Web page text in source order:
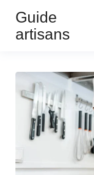
Guide
artisans